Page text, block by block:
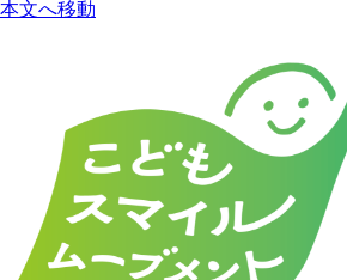
本文へ移動